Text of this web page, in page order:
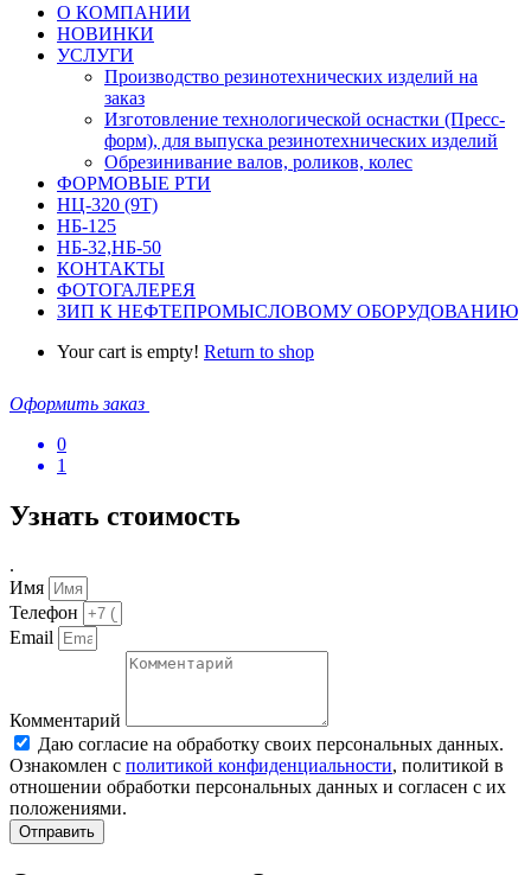
О КОМПАНИИ
НОВИНКИ
УСЛУГИ
Производство резинотехнических изделий на
заказ
Изготовление технологической оснастки (Пресс-
форм), для выпуска резинотехнических изделий
Обрезинивание валов, роликов, колес
ФОРМОВЫЕ РТИ
НЦ-320 (9Т)
НБ-125
НБ-32,НБ-50
КОНТАКТЫ
ФОТОГАЛЕРЕЯ
ЗИП К НЕФТЕПРОМЫСЛОВОМУ ОБОРУДОВАНИЮ
Your cart is empty! Return to shop
Оформить заказ
0
1
Узнать стоимость
.
Имя
Телефон
Email
Комментарий
Даю согласие на обработку своих персональных данных.
Ознакомлен с политикой конфиденциальности, политикой в
отношении обработки персональных данных и согласен с их
положениями.
Отправить